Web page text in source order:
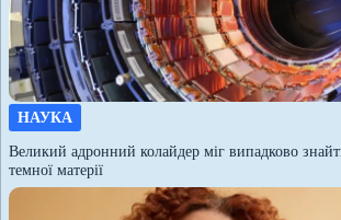
НАУКА
Великий адронний колайдер міг випадково
темної матерії